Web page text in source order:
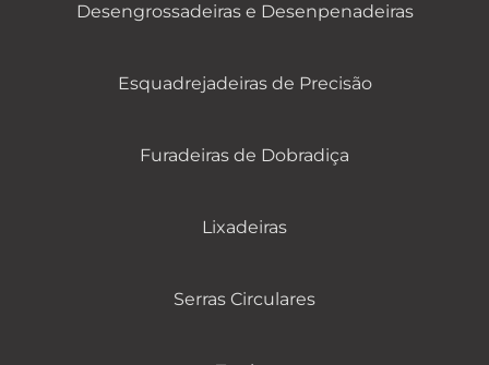
Desengrossadeiras e Desenpenadeiras
Esquadrejadeiras de Precisão
Furadeiras de Dobradiça
Lixadeiras
Serras Circulares